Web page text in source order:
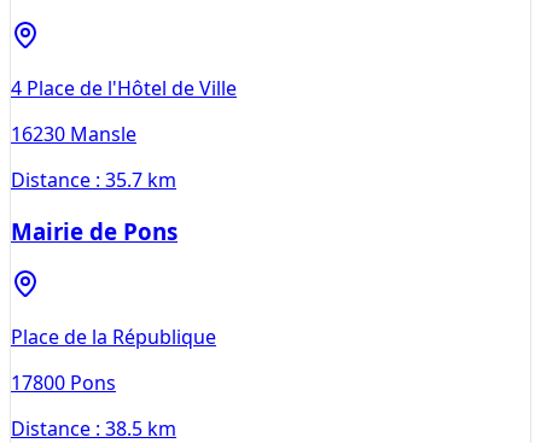
4 Place de l'Hôtel de Ville
16230 Mansle
Distance : 35.7 km
Mairie de Pons
Place de la République
17800 Pons
Distance : 38.5 km